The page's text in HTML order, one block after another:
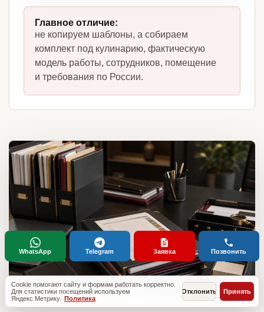
Главное отличие:
не копируем шаблоны, а собираем
комплект под кулинарию, фактическую
модель работы, сотрудников, помещение
и требования по России.
Cookie помогают сайту и формам работать корректно.
Для статистики посещений используем
Яндекс.Метрику. Политика
Отклонить Принять
WhatsApp Telegram Заявка Позвонить